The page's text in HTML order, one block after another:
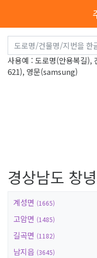
사용예 : 도로명(안용복길),
621), 영문(samsung)
경상남도 창
계성면 (1665)
고암면 (1485)
길곡면 (1182)
남지읍 (3645)